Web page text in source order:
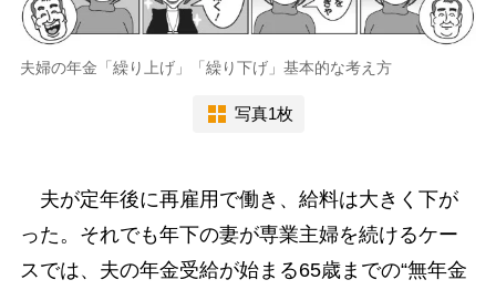
夫婦の年金「繰り上げ」「繰り下げ」基本的な考え方
写真1枚
夫が定年後に再雇用で働き、給料は大きく下が
った。それでも年下の妻が専業主婦を続けるケー
スでは、夫の年金受給が始まる65歳までの“無年金